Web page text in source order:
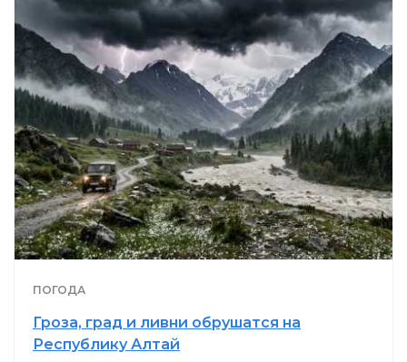
ПОГОДА
Гроза, град и ливни обрушатся на
Республику Алтай